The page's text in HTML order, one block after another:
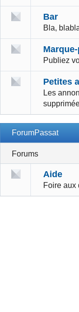
Bar
Bla,
Publiez
Petites
Les
ForumPassat
Forums
Aide
Foire aux